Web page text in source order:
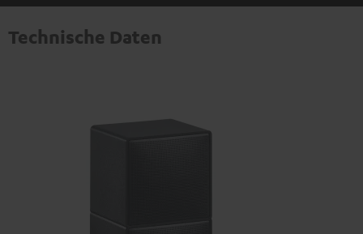
Technische Daten